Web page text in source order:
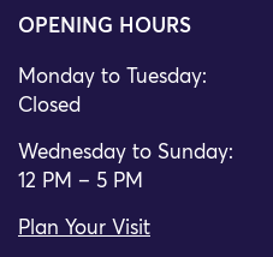
OPENING HOURS
Monday to Tuesday:
Closed
Wednesday to Sunday:
12 PM – 5 PM
Plan Your Visit